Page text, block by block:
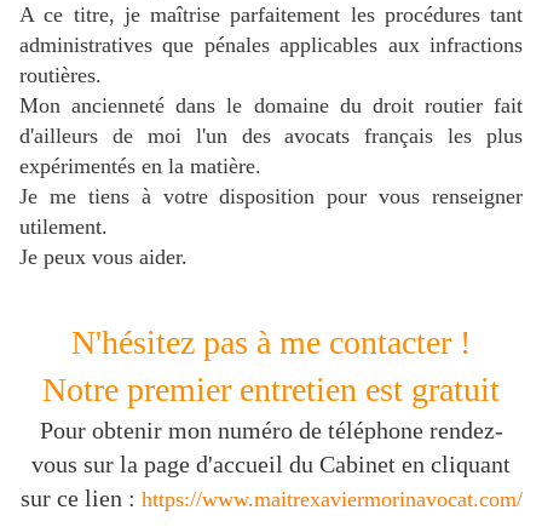
A ce titre, je maîtrise parfaitement les procédures tant
administratives que pénales applicables aux infractions
routières.
Mon ancienneté dans le domaine du droit routier fait
d'ailleurs de moi l'un des avocats français les plus
expérimentés en la matière.
Je me tiens à votre disposition pour vous renseigner
utilement.
Je peux vous aider.
N'hésitez pas à me contacter !
Notre premier entretien est gratuit
Pour obtenir mon numéro de téléphone rendez-
vous sur la page d'accueil du Cabinet en cliquant
sur ce lien : https://www.maitrexaviermorinavocat.com/